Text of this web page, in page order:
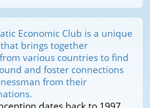
Economic Club is a unique
brings together
various countries to find
and foster connections
from their